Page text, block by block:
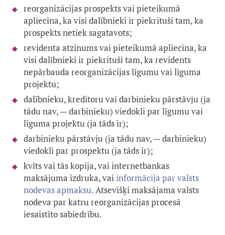
reorganizācijas prospekts vai pieteikumā
apliecina, ka visi dalībnieki ir piekrituši tam, ka
prospekts netiek sagatavots;
revidenta atzinums vai pieteikumā apliecina, ka
visi dalībnieki ir piekrituši tam, ka revidents
nepārbauda reorganizācijas līgumu vai līguma
projektu;
dalībnieku, kreditoru vai darbinieku pārstāvju (ja
tādu nav, — darbinieku) viedokli par līgumu vai
līguma projektu (ja tāds ir);
darbinieku pārstāvju (ja tādu nav, — darbinieku)
viedokli par prospektu (ja tāds ir);
kvīts vai tās kopija, vai internetbankas
maksājuma izdruka, vaiinformācija par valsts
nodevas apmaksu. Atsevišķi maksājama valsts
nodeva par katru reorganizācijas procesā
iesaistīto sabiedrību.